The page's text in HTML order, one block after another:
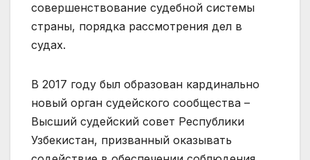
совершенствование судебной системы
страны, порядка рассмотрения дел в
судах.
В 2017 году был образован кардинально
новый орган судейского сообщества –
Высший судейский совет Республики
Узбекистан, призванный оказывать